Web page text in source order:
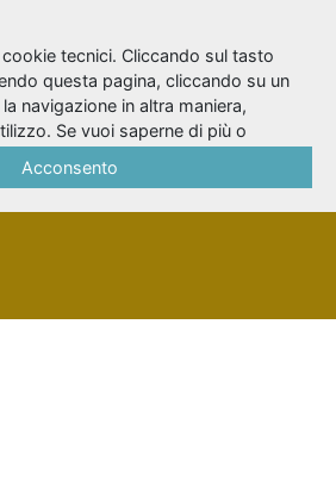
tecnici. Cliccando sul tasto
questa pagina, cliccando su un
navigazione in altra maniera,
Se vuoi saperne di più o
Acconsento